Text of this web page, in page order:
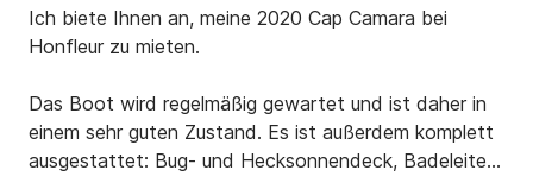
Ich biete Ihnen an, meine 2020 Cap Camara bei
Honfleur zu mieten.
Das Boot wird regelmäßig gewartet und ist daher in
einem sehr guten Zustand. Es ist außerdem komplett
ausgestattet: Bug- und Hecksonnendeck, Badeleiter,